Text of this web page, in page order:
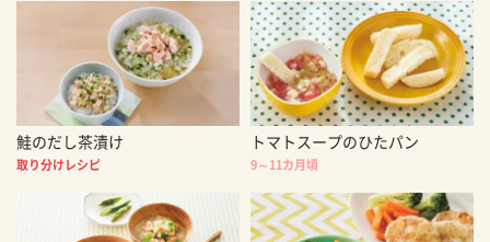
鮭のだし茶漬け
取り分けレシピ
トマトスープのひたパン
9～11カ月頃